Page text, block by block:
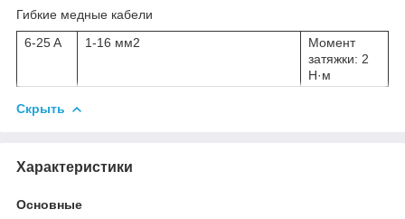
Гибкие медные кабели
6-25 A
1-16 мм2
Момент
затяжки: 2
Н·м
Скрыть
Характеристики
Основные